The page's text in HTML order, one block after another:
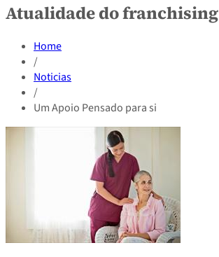
Atualidade do franchising
Home
/
Noticias
/
Um Apoio Pensado para si